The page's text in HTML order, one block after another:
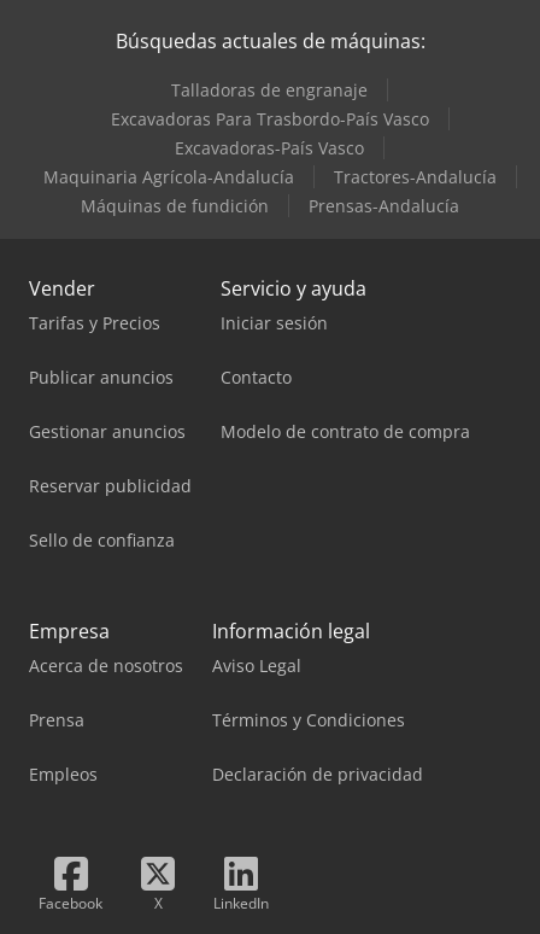
Búsquedas actuales de máquinas:
Talladoras de engranaje
Excavadoras Para Trasbordo-País Vasco
Excavadoras-País Vasco
Maquinaria Agrícola-Andalucía
Tractores-Andalucía
Máquinas de fundición
Prensas-Andalucía
Vender
Tarifas y Precios
Publicar anuncios
Gestionar anuncios
Reservar publicidad
Sello de confianza
Servicio y ayuda
Iniciar sesión
Contacto
Modelo de contrato de compra
Empresa
Acerca de nosotros
Prensa
Empleos
Información legal
Aviso Legal
Términos y Condiciones
Declaración de privacidad
Facebook X LinkedIn